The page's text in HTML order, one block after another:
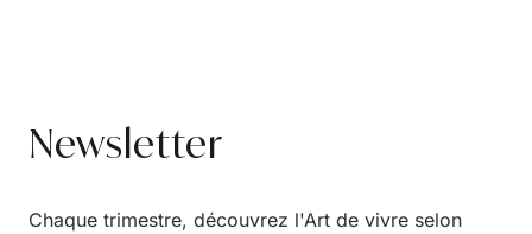
Newsletter
Chaque trimestre, découvrez l'Art de vivre selon